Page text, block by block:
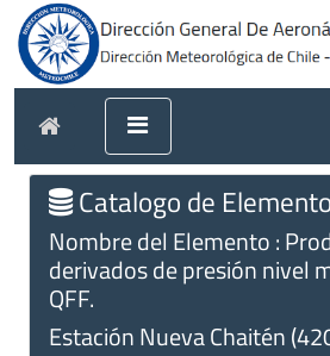
Catalogo de Elemento
Nombre del Elemento :
derivados de presión nivel
QFF.
Estación Nueva Chaitén